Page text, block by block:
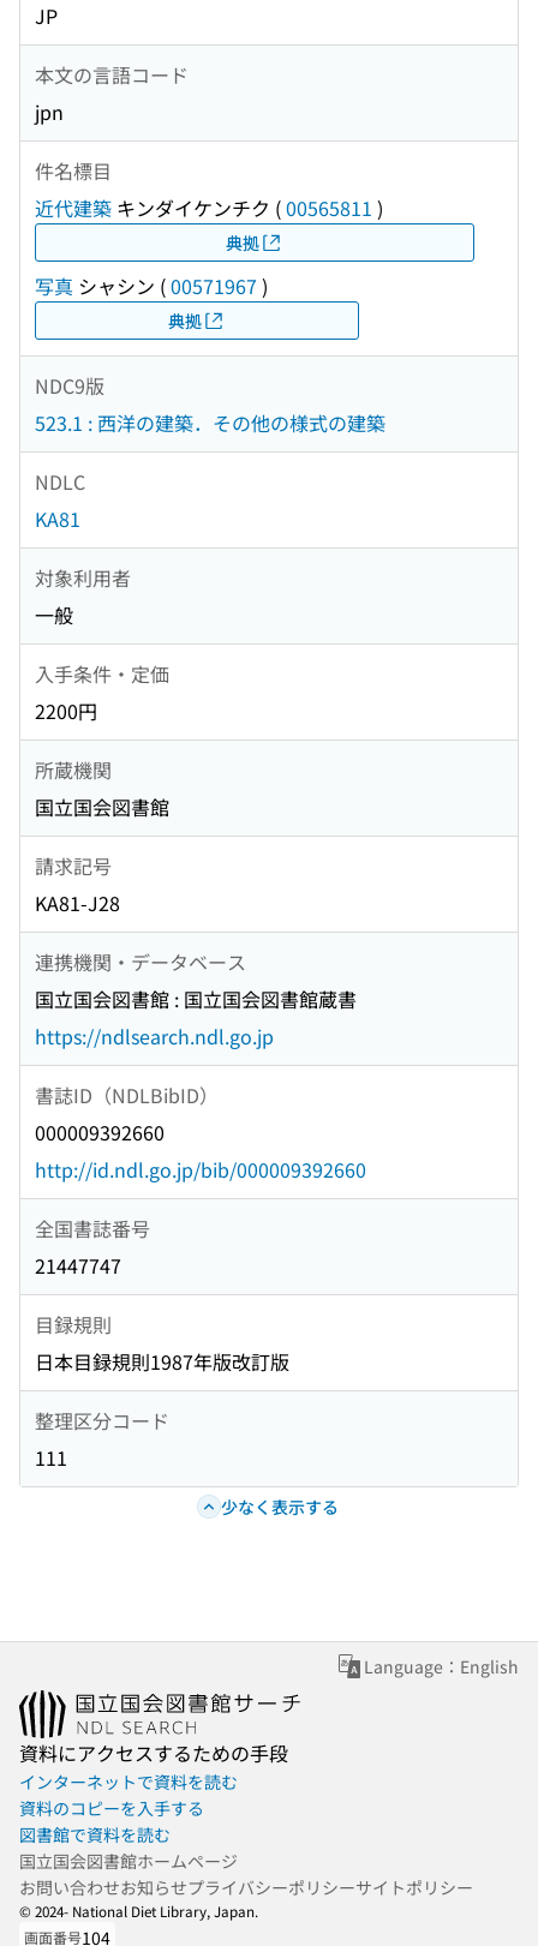
JP
本文の言語コード
jpn
件名標目
近代建築 キンダイケンチク (00565811 )
典拠
写真 シャシン (00571967 )
典拠
NDC9版
523.1 : 西洋の建築．その他の様式の建築
NDLC
KA81
対象利用者
一般
入手条件・定価
2200円
所蔵機関
国立国会図書館
請求記号
KA81-J28
連携機関・データベース
国立国会図書館 : 国立国会図書館蔵書
https://ndlsearch.ndl.go.jp
書誌ID（NDLBibID）
000009392660
http://id.ndl.go.jp/bib/000009392660
全国書誌番号
21447747
目録規則
日本目録規則1987年版改訂版
整理区分コード
111
少なく表示する
Language：English
資料にアクセスするための手段
インターネットで資料を読む
資料のコピーを入手する
図書館で資料を読む
国立国会図書館ホームページ
お問い合わせお知らせプライバシーポリシーサイトポリシー
© 2024- National Diet Library, Japan.
画面番号104